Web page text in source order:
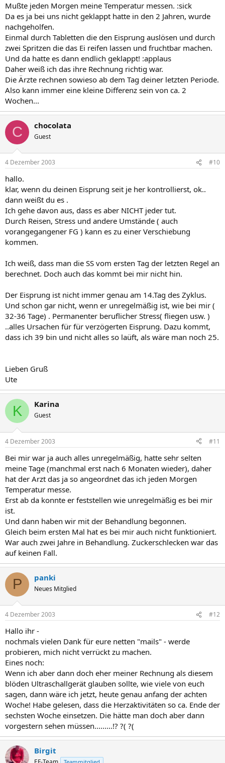
Mußte jeden Morgen meine Temperatur messen. :sick
Da es ja bei uns nicht geklappt hatte in den 2 Jahren, wurde
nachgeholfen.
Einmal durch Tabletten die den Eisprung auslösen und durch
zwei Spritzen die das Ei reifen lassen und fruchtbar machen.
Und da hatte es dann endlich geklappt! :applaus
Daher weiß ich das ihre Rechnung richtig war.
Die Ärzte rechnen sowieso ab dem Tag deiner letzten Periode.
Also kann immer eine kleine Differenz sein von ca. 2
Wochen...
C chocolata
Guest
4 Dezember 2003 #10
hallo.
klar, wenn du deinen Eisprung seit je her kontrollierst, ok..
dann weißt du es .
Ich gehe davon aus, dass es aber NICHT jeder tut.
Durch Reisen, Stress und andere Umstände ( auch
vorangegangener FG ) kann es zu einer Verschiebung
kommen.
Ich weiß, dass man die SS vom ersten Tag der letzten Regel an
berechnet. Doch auch das kommt bei mir nicht hin.
Der Eisprung ist nicht immer genau am 14.Tag des Zyklus.
Und schon gar nicht, wenn er unregelmäßig ist, wie bei mir (
32-36 Tage) . Permanenter beruflicher Stress( fliegen usw. )
..alles Ursachen für für verzögerten Eisprung. Dazu kommt,
dass ich 39 bin und nicht alles so laüft, als wäre man noch 25.
Lieben Gruß
Ute
K Karina
Guest
4 Dezember 2003 #11
Bei mir war ja auch alles unregelmäßig, hatte sehr selten
meine Tage (manchmal erst nach 6 Monaten wieder), daher
hat der Arzt das ja so angeordnet das ich jeden Morgen
Temperatur messe.
Erst ab da konnte er feststellen wie unregelmäßig es bei mir
ist.
Und dann haben wir mit der Behandlung begonnen.
Gleich beim ersten Mal hat es bei mir auch nicht funktioniert.
War auch zwei Jahre in Behandlung. Zuckerschlecken war das
auf keinen Fall.
P panki
Neues Mitglied
4 Dezember 2003 #12
Hallo ihr -
nochmals vielen Dank für eure netten "mails" - werde
probieren, mich nicht verrückt zu machen.
Eines noch:
Wenn ich aber dann doch eher meiner Rechnung als diesem
blöden Ultraschallgerät glauben sollte, wie viele von euch
sagen, dann wäre ich jetzt, heute genau anfang der achten
Woche! Habe gelesen, dass die Herzaktivitäten so ca. Ende der
sechsten Woche einsetzen. Die hätte man doch aber dann
vorgestern sehen müssen.........!? ?( ?(
Birgit